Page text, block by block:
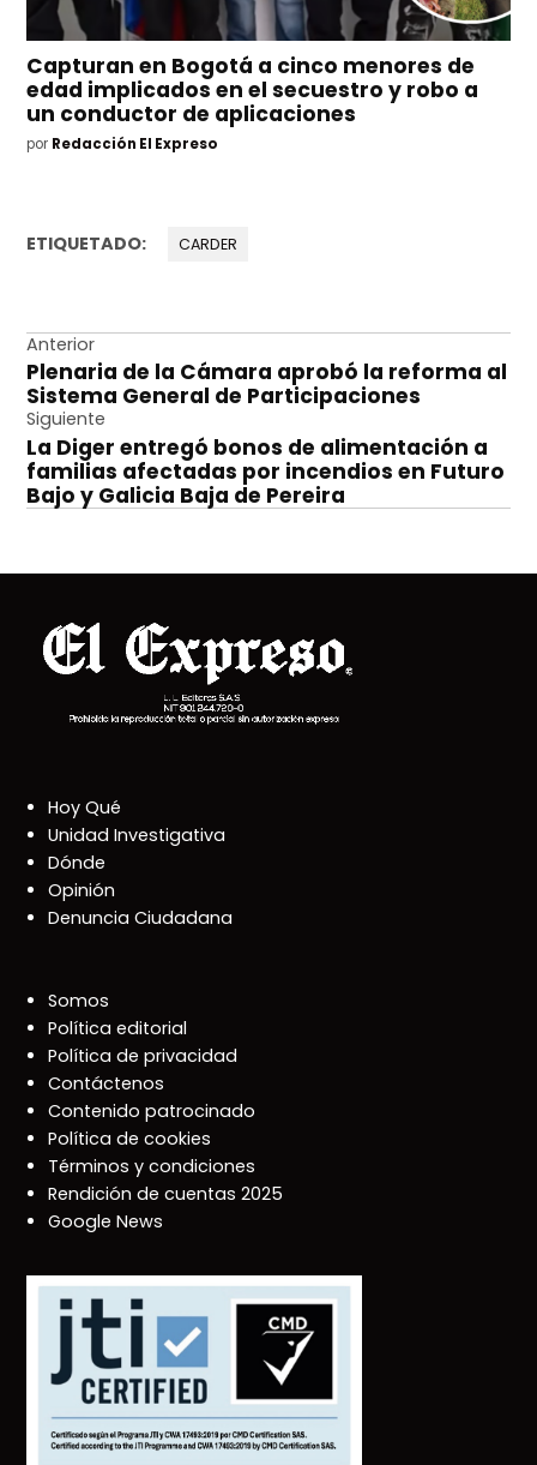
Capturan en Bogotá a cinco menores de
edad implicados en el secuestro y robo a
un conductor de aplicaciones
por Redacción El Expreso
ETIQUETADO: CARDER
Navegación
de
entradas
Anterior
Plenaria de la Cámara aprobó la reforma al
Sistema General de Participaciones
Siguiente
La Diger entregó bonos de alimentación a
familias afectadas por incendios en Futuro
Bajo y Galicia Baja de Pereira
Hoy Qué
Unidad Investigativa
Dónde
Opinión
Denuncia Ciudadana
Somos
Política editorial
Política de privacidad
Contáctenos
Contenido patrocinado
Política de cookies
Términos y condiciones
Rendición de cuentas 2025
Google News